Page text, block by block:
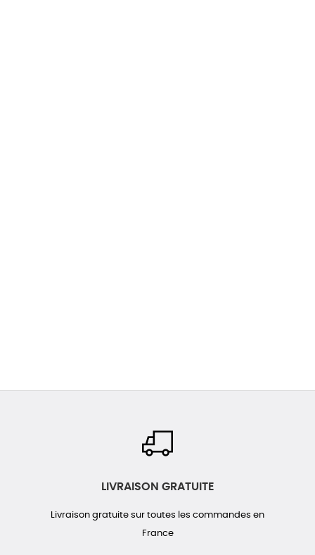
LIVRAISON GRATUITE
Livraison gratuite sur toutes les commandes en
France